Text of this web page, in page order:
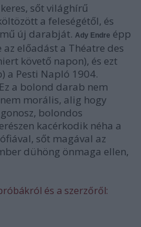
sőt világhírű
a feleségétől, és
új darabját. Ady Endre épp
előadást a Théatre des
követő napon), és ezt
a Pesti Napló 1904.
a bolond darab nem
morális, alig hogy
bolondos
kacérkodik néha a
sőt magával az
dühöng önmaga ellen,
és a szerzőről: